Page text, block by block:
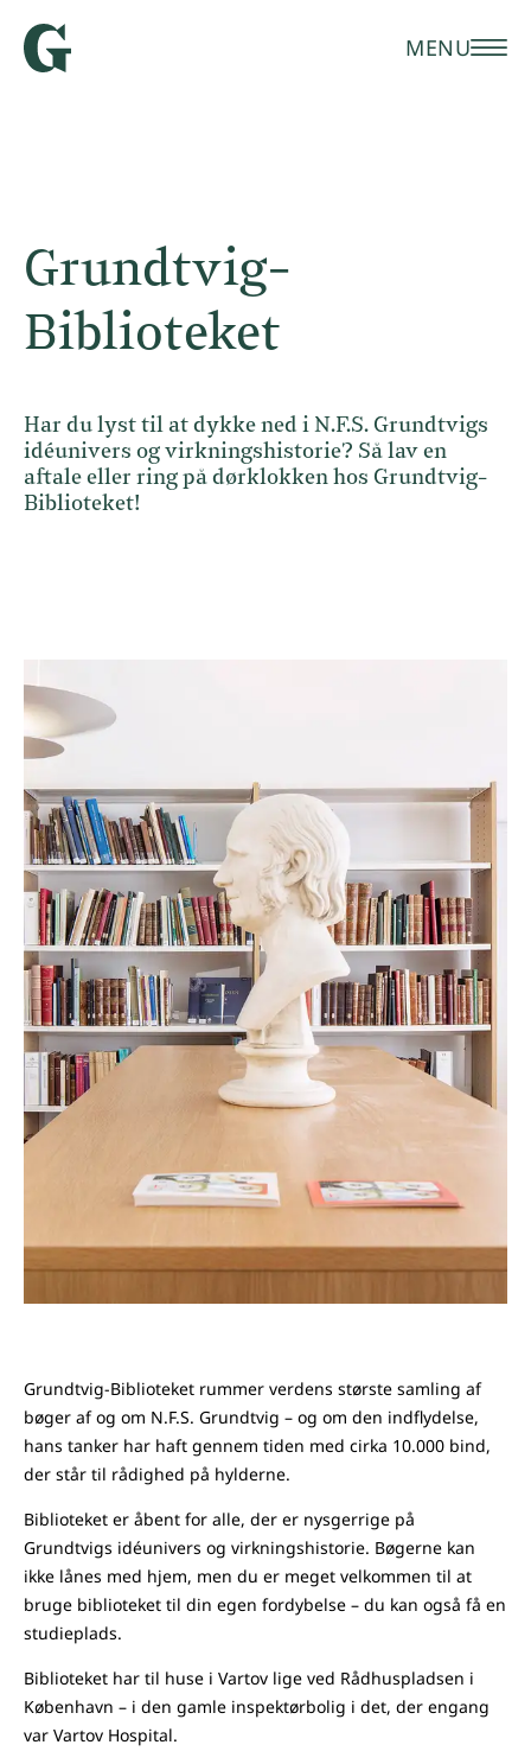
MENU
Grundtvig-
Biblioteket
Har du lyst til at dykke ned i N.F.S. Grundtvigs
idéunivers og virkningshistorie? Så lav en
aftale eller ring på dørklokken hos Grundtvig-
Biblioteket!
Grundtvig-Biblioteket rummer verdens største samling af
bøger af og om N.F.S. Grundtvig – og om den indflydelse,
hans tanker har haft gennem tiden med cirka 10.000 bind,
der står til rådighed på hylderne.
Biblioteket er åbent for alle, der er nysgerrige på
Grundtvigs idéunivers og virkningshistorie. Bøgerne kan
ikke lånes med hjem, men du er meget velkommen til at
bruge biblioteket til din egen fordybelse – du kan også få en
studieplads.
Biblioteket har til huse i Vartov lige ved Rådhuspladsen i
København – i den gamle inspektørbolig i det, der engang
var Vartov Hospital.